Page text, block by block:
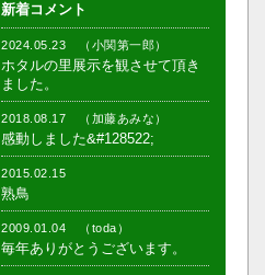
新着コメント
2024.05.23 （小関第一郎）
ホタルの里展示を観させて頂き
ました。
2018.08.17 （加藤あみな）
感動しました&#128522;
2015.02.15
熟鳥
2009.01.04 （toda）
毎年ありがとうございます。